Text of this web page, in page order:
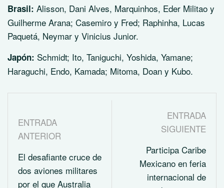
Brasil: Alisson, Dani Alves, Marquinhos, Eder Militao y
Guilherme Arana; Casemiro y Fred; Raphinha, Lucas
Paquetá, Neymar y Vinicius Junior.
Japón: Schmidt; Ito, Taniguchi, Yoshida, Yamane;
Haraguchi, Endo, Kamada; Mitoma, Doan y Kubo.
ENTRADA
ANTERIOR
El desafiante cruce de
dos aviones militares
por el que Australia
ENTRADA
SIGUIENTE
Participa Caribe
Mexicano en feria
internacional de